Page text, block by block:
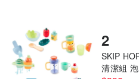
2
SKIP
清潔組